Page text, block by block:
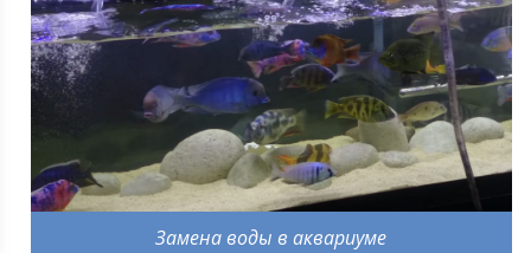
Замена воды в аквариуме